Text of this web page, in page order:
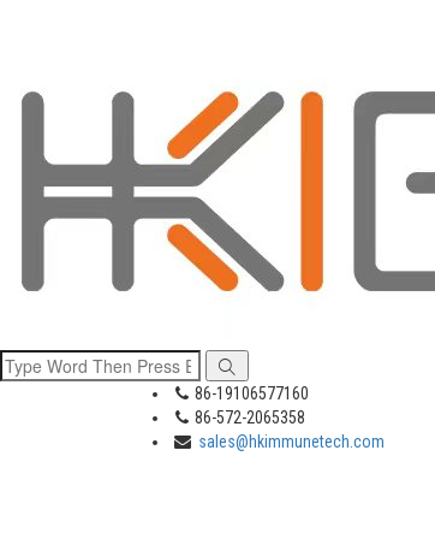
86-19106577160
86-572-2065358
sales@hkimmunetech.com